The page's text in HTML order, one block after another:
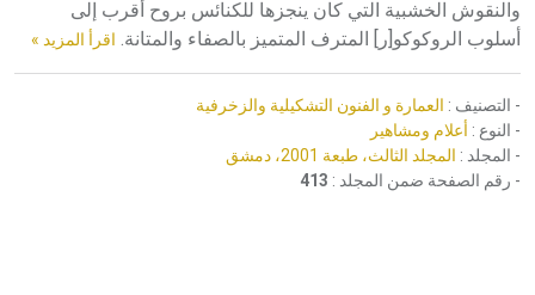
والنقوش الخشبية التي كان ينجزها للكنائس بروح أقرب إلى
أسلوب الروكوكو[ر] المترف المتميز بالصفاء والمتانة. اقرأ المزيد »
- التصنيف : العمارة و الفنون التشكيلية والزخرفية
- النوع : أعلام ومشاهير
- المجلد : المجلد الثالث، طبعة 2001، دمشق
- رقم الصفحة ضمن المجلد : 413